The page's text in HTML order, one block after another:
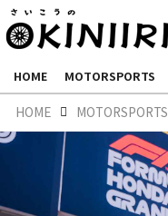
HOME MOTORSPORTS
HOME MOTORSPORTS